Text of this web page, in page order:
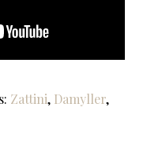
Zattini, Damyller,